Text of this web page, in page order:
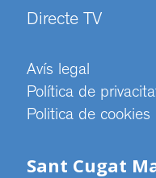
Directe TV
Avís legal
Política de
Politica de cookies
Sant Cugat